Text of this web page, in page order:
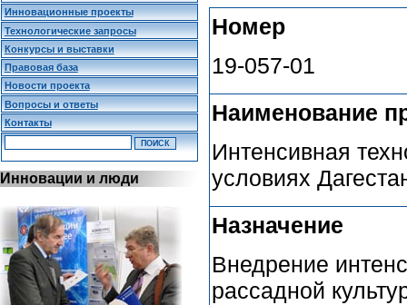
Номер
19-057-01
Наименование
Интенсивная
условиях
Назначение
Внедрение
рассадной
Инновационные проекты
Технологические запросы
Конкурсы и выставки
Правовая база
Новости проекта
Вопросы и ответы
Контакты
Инновации и люди